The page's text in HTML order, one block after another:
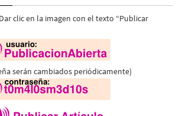
Dar clic en la imagen con el texto “Publicar
serán cambiados periódicamente)